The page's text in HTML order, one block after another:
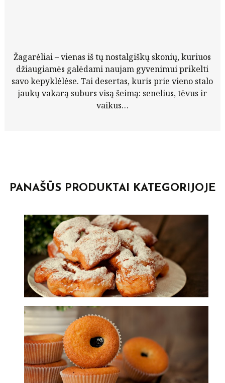
Žagarėliai – vienas iš tų nostalgiškų skonių, kuriuos
džiaugiamės galėdami naujam gyvenimui prikelti
savo kepyklėlėse. Tai desertas, kuris prie vieno stalo
jaukų vakarą suburs visą šeimą: senelius, tėvus ir
vaikus…
PANAŠŪS PRODUKTAI KATEGORIJOJE